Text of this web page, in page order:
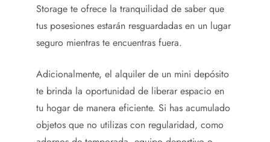
Storage te ofrece la tranquilidad de saber que
tus posesiones estarán resguardadas en un lugar
seguro mientras te encuentras fuera.
Adicionalmente, el alquiler de un mini depósito
te brinda la oportunidad de liberar espacio en
tu hogar de manera eficiente. Si has acumulado
objetos que no utilizas con regularidad, como